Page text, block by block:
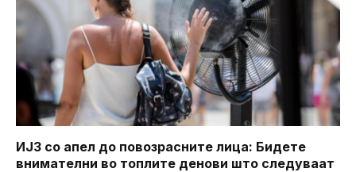
ИЈЗ со апел до повозрасните лица: Бидете
внимателни во топлите денови што следуваат